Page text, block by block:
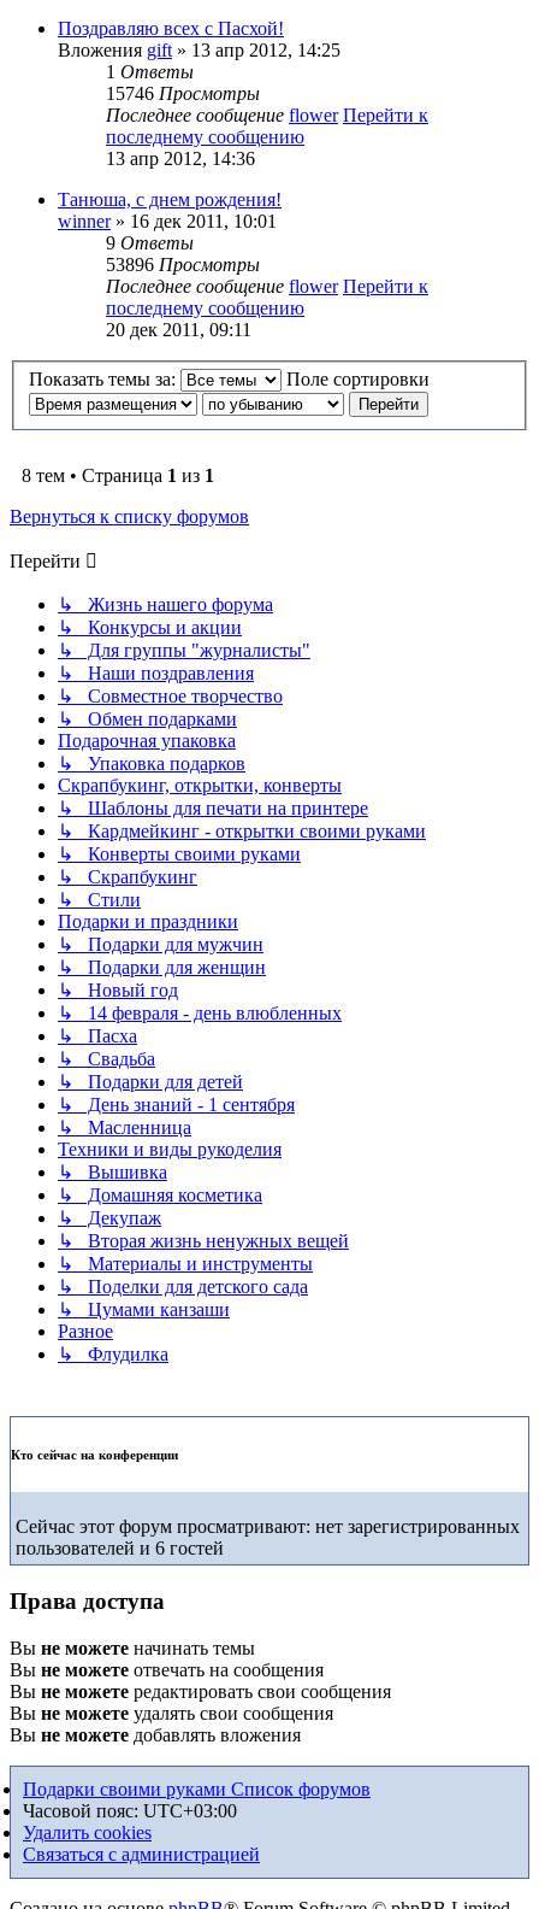
Поздравляю всех с Пасхой!
Вложения gift » 13 апр 2012, 14:25
1 Ответы
15746 Просмотры
Последнее сообщение flower Перейти к
последнему сообщению
13 апр 2012, 14:36
Танюша, с днем рождения!
winner» 16 дек 2011, 10:01
9 Ответы
53896 Просмотры
Последнее сообщение flower Перейти к
последнему сообщению
20 дек 2011, 09:11
Показать темы за: Поле сортировки
8 тем • Страница 1 из 1
Вернуться к списку форумов
Перейти
↳ Жизнь нашего форума
↳ Конкурсы и акции
↳ Для группы "журналисты"
↳ Наши поздравления
↳ Совместное творчество
↳ Обмен подарками
Подарочная упаковка
↳ Упаковка подарков
Скрапбукинг, открытки, конверты
↳ Шаблоны для печати на принтере
↳ Кардмейкинг - открытки своими руками
↳ Конверты своими руками
↳ Скрапбукинг
↳ Стили
Подарки и праздники
↳ Подарки для мужчин
↳ Подарки для женщин
↳ Новый год
↳ 14 февраля - день влюбленных
↳ Пасха
↳ Свадьба
↳ Подарки для детей
↳ День знаний - 1 сентября
↳ Масленница
Техники и виды рукоделия
↳ Вышивка
↳ Домашняя косметика
↳ Декупаж
↳ Вторая жизнь ненужных вещей
↳ Материалы и инструменты
↳ Поделки для детского сада
↳ Цумами канзаши
Разное
↳ Флудилка
Кто сейчас на конференции
Сейчас этот форум просматривают: нет зарегистрированных
пользователей и 6 гостей
Права доступа
Вы не можете начинать темы
Вы не можете отвечать на сообщения
Вы не можете редактировать свои сообщения
Вы не можете удалять свои сообщения
Вы не можете добавлять вложения
Подарки своими руками Список форумов
Часовой пояс: UTC+03:00
Удалить cookies
Связаться с администрацией